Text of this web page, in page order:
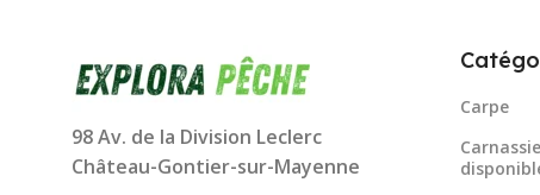
98 Av. de la Division Leclerc
Château-Gontier-sur-Mayenne
Carpe